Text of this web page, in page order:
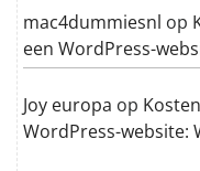
mac4dummiesnl op
een WordPress-
Joy europa op
WordPress-website: